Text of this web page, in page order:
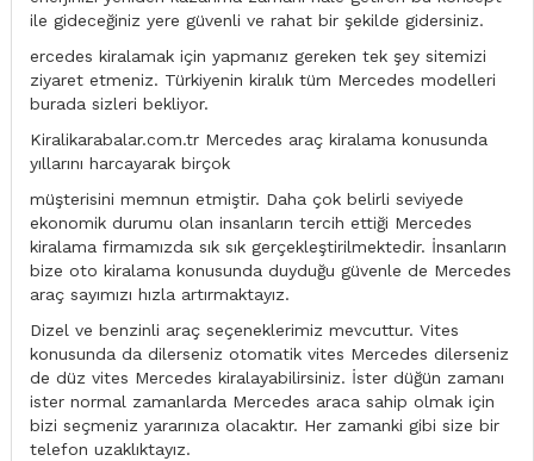
ile gideceğiniz yere güvenli ve rahat bir şekilde gidersiniz.
ercedes kiralamak için yapmanız gereken tek şey sitemizi
ziyaret etmeniz. Türkiyenin kiralık tüm Mercedes modelleri
burada sizleri bekliyor.
Kiralikarabalar.com.tr Mercedes araç kiralama konusunda
yıllarını harcayarak birçok
müşterisini memnun etmiştir. Daha çok belirli seviyede
ekonomik durumu olan insanların tercih ettiği Mercedes
kiralama firmamızda sık sık gerçekleştirilmektedir. İnsanların
bize oto kiralama konusunda duyduğu güvenle de Mercedes
araç sayımızı hızla artırmaktayız.
Dizel ve benzinli araç seçeneklerimiz mevcuttur. Vites
konusunda da dilerseniz otomatik vites Mercedes dilerseniz
de düz vites Mercedes kiralayabilirsiniz. İster düğün zamanı
ister normal zamanlarda Mercedes araca sahip olmak için
bizi seçmeniz yararınıza olacaktır. Her zamanki gibi size bir
telefon uzaklıktayız.